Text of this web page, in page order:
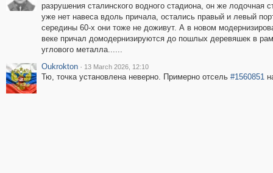
разрушения сталинского водного стадионa, он же лодочная
уже нет навеса вдоль причала, остались правый и левый
середины 60-х они тоже не доживут. А в новом
веке причал домодернизируются до пошлых деревяшек в
углового металла......
Oukrokton · 13 March 2026, 12:10
Тю, точка установлена неверно. Примерно отсель #1560851